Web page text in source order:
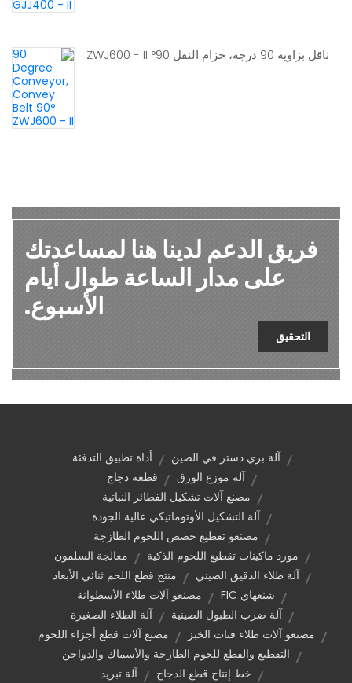
ناقل بزاوية 90 درجة، حزام النقل 90° ZWJ600 - II
فريق الدعم لدينا هنا لمساعدتك
على مدار الساعة طوال أيام
الأسبوع.
التحقيق
آلة بري دستر في الصين
أداة تطبيق التدفئة
آلة موزع الورق
قطعة دجاج
مصنع آلات تشكيل الفطائر النباتية
آلة التشكيل الأوتوماتيكي عالية الجودة
مصنعو تقطيع حصص اللحوم الطازجة
مورد ماكينات تقطيع اللحوم الذكية
معالجة السلمون
آلة طلاء الدقيق الصيني
منتج قطع اللحم ثنائي الأبعاد
شنغهاي FIC
مصنعو آلات طلاء الأسطوانة
آلة ضرب الطبول الصينية
آلة الطلاء الصغيرة
مصنعو آلات طلاء فتات الخبز
مصنع آلات قطع أجزاء اللحوم
التقطيع والقطع للحوم الطازجة والأسماك والدواجن
خط إنتاج قطع الدجاج
آلة تبريد